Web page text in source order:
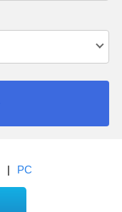
| PC